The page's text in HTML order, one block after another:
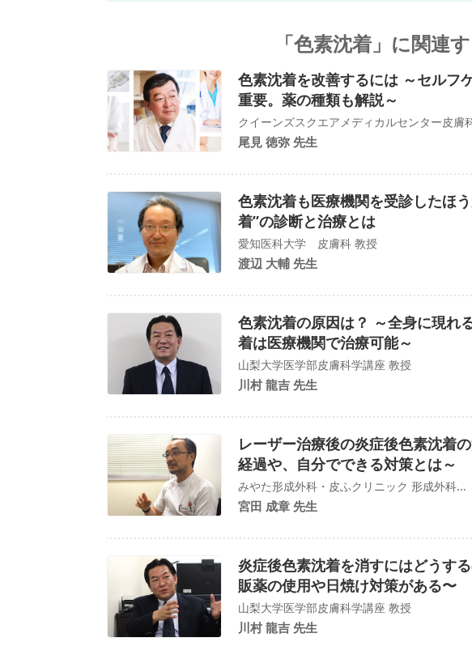
「色素沈着」に関連
色素沈着を改善するには ～セルフ
重要。薬の種類も解説～
クイーンズスクエアメディカルセンター皮膚
尾見 徳弥 先生
色素沈着も医療機関を受診したほ
着”の診断と治療とは
愛知医科大学 皮膚科 教授
渡辺 大輔 先生
色素沈着の原因は？ ～全身に現れ
着は医療機関で治療可能～
山梨大学医学部皮膚科学講座 教授
川村 龍吉 先生
レーザー治療後の炎症後色素沈着
経過や、自分でできる対策とは～
みやた形成外科・皮ふクリニック 形成外科...
宮田 成章 先生
炎症後色素沈着を消すにはどうす
販薬の使用や日焼け対策がある〜
山梨大学医学部皮膚科学講座 教授
川村 龍吉 先生